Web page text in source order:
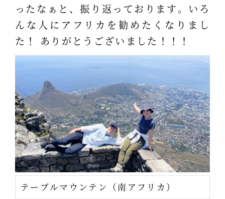
ったなぁと、振り返っております。いろ
んな人にアフリカを勧めたくなりまし
た！ ありがとうございました！！！
テーブルマウンテン（南アフリカ）